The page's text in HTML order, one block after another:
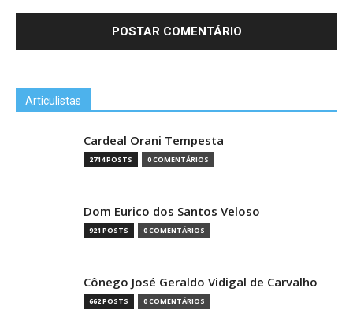
Articulistas
Cardeal Orani Tempesta
2714 POSTS 0 COMENTÁRIOS
Dom Eurico dos Santos Veloso
921 POSTS 0 COMENTÁRIOS
Cônego José Geraldo Vidigal de Carvalho
662 POSTS 0 COMENTÁRIOS